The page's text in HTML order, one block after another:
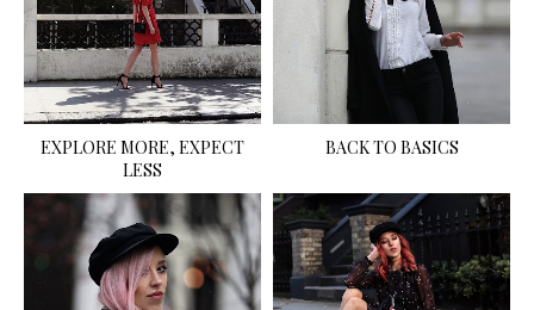
EXPLORE MORE, EXPECT
LESS
BACK TO BASICS